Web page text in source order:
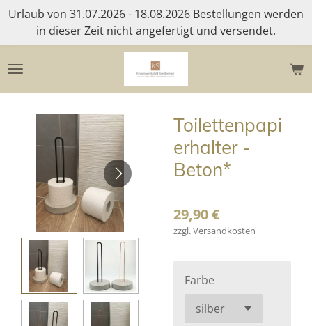
Zum
Hauptinhalt
springen
Urlaub von 31.07.2026 - 18.08.2026 Bestellungen werden
in dieser Zeit nicht angefertigt und versendet.
Toilettenpapi
erhalter -
Beton*
29,90 €
zzgl. Versandkosten
Farbe